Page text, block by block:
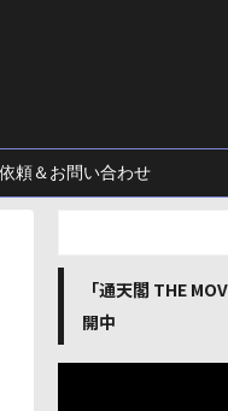
頼＆お問い合わせ
「通天閣 THE
開中